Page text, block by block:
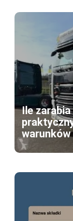
Ile
warunków